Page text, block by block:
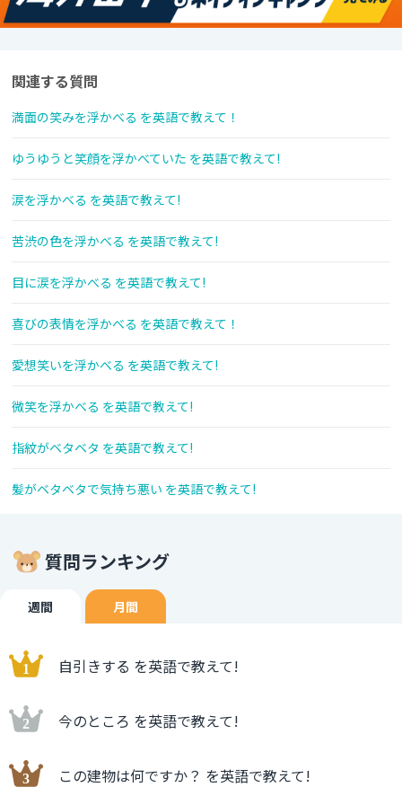
関連する質問
満面の笑みを浮かべる を英語で教えて！
ゆうゆうと笑顔を浮かべていた を英語で教えて!
涙を浮かべる を英語で教えて!
苦渋の色を浮かべる を英語で教えて!
目に涙を浮かべる を英語で教えて!
喜びの表情を浮かべる を英語で教えて！
愛想笑いを浮かべる を英語で教えて!
微笑を浮かべる を英語で教えて!
指紋がベタベタ を英語で教えて!
髪がベタベタで気持ち悪い を英語で教えて!
質問ランキング
週間 月間
自引きする を英語で教えて!
今のところ を英語で教えて!
この建物は何ですか？ を英語で教えて!